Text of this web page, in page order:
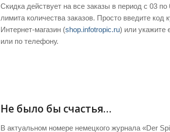
Скидка действует на все заказы в период с 03
лимита количества заказов. Просто введите код
Интернет-магазин (shop.infotropic.ru) или укажите
или по телефону.
Не было бы счастья…
В актуальном номере немецкого журнала «Der